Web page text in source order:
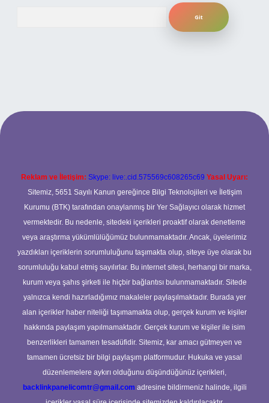
Reklam ve İletişim: Skype: live:.cid.575569c608265c69 Yasal Uyarı:
Sitemiz, 5651 Sayılı Kanun gereğince Bilgi Teknolojileri ve İletişim
Kurumu (BTK) tarafından onaylanmış bir Yer Sağlayıcı olarak hizmet
vermektedir. Bu nedenle, sitedeki içerikleri proaktif olarak denetleme
veya araştırma yükümlülüğümüz bulunmamaktadır. Ancak, üyelerimiz
yazdıkları içeriklerin sorumluluğunu taşımakta olup, siteye üye olarak bu
sorumluluğu kabul etmiş sayılırlar. Bu internet sitesi, herhangi bir marka,
kurum veya şahıs şirketi ile hiçbir bağlantısı bulunmamaktadır. Sitede
yalnızca kendi hazırladığımız makaleler paylaşılmaktadır. Burada yer
alan içerikler haber niteliği taşımamakta olup, gerçek kurum ve kişiler
hakkında paylaşım yapılmamaktadır. Gerçek kurum ve kişiler ile isim
benzerlikleri tamamen tesadüfidir. Sitemiz, kar amacı gütmeyen ve
tamamen ücretsiz bir bilgi paylaşım platformudur. Hukuka ve yasal
düzenlemelere aykırı olduğunu düşündüğünüz içerikleri,
backlinkpanelicomtr@gmail.com adresine bildirmeniz halinde, ilgili